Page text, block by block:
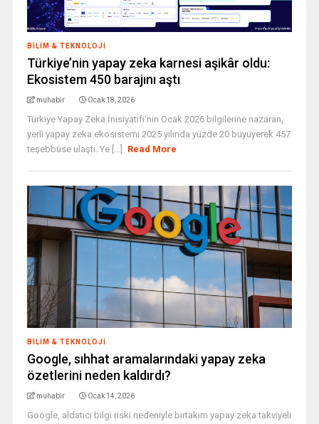
BILIM & TEKNOLOJI
Türkiye’nin yapay zeka karnesi aşikâr oldu:
Ekosistem 450 barajını aştı
muhabir Ocak 18, 2026
Türkiye Yapay Zeka İnisiyatifi'nin Ocak 2026 bilgilerine nazaran,
yerli yapay zeka ekosistemi 2025 yılında yüzde 20 büyüyerek 457
teşebbüse ulaştı. Ye [...]
Read More
BILIM & TEKNOLOJI
Google, sıhhat aramalarındaki yapay zeka
özetlerini neden kaldırdı?
muhabir Ocak 14, 2026
Google, aldatıcı bilgi riski nedeniyle birtakım yapay zeka takviyeli